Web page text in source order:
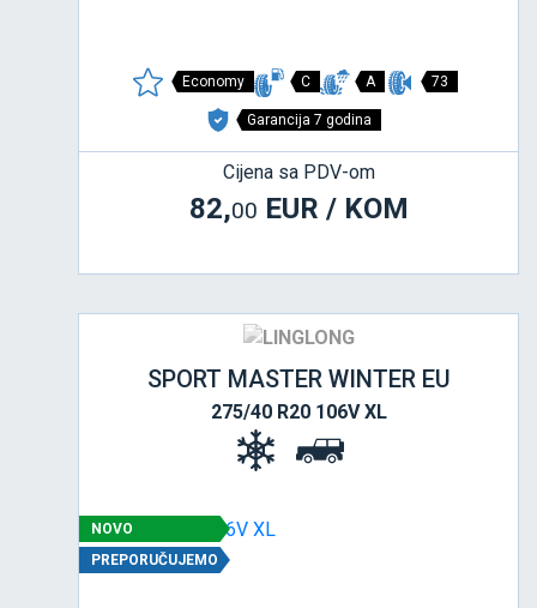
Economy C A 73
Garancija 7 godina
Cijena sa PDV-om
82,00 EUR / KOM
SPORT MASTER WINTER EU
275/40 R20 106V XL
NOVO
PREPORUČUJEMO